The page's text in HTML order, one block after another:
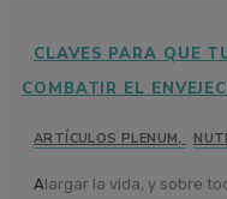
CLAVES PARA QUE
COMBATIR EL
ARTÍCULOS PLENUM,
Alargar la vida, y sobre todo, la calidad de vida es algo que la